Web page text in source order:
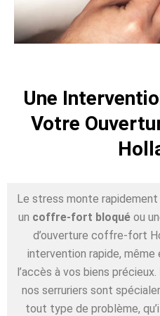
Une
Votre
Le stress monte rapidement
un coffre-fort bloquéou
d’ouverture coffre-fort
intervention rapide, même
l’accès à vos biens précieux.
nos serruriers sont
tout type de problème, qu’il